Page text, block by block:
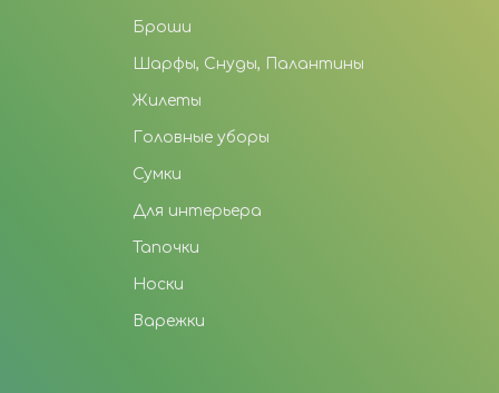
Броши
Шарфы, Снуды, Палантины
Жилеты
Головные уборы
Сумки
Для интерьера
Тапочки
Носки
Варежки